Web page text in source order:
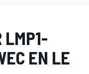
LMP1-
EN LE